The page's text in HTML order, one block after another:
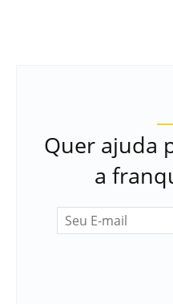
Quer ajuda
a